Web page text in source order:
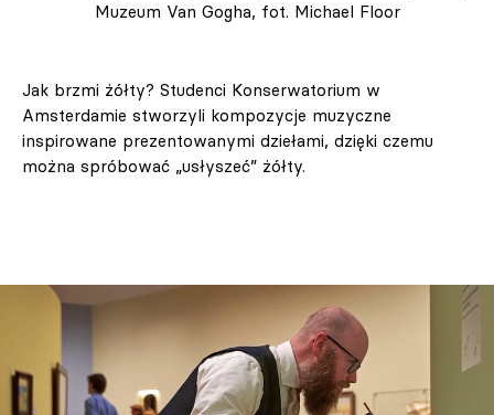
Muzeum Van Gogha, fot. Michael Floor
Jak brzmi żółty? Studenci Konserwatorium w
Amsterdamie stworzyli kompozycje muzyczne
inspirowane prezentowanymi dziełami, dzięki czemu
można spróbować „usłyszeć” żółty.